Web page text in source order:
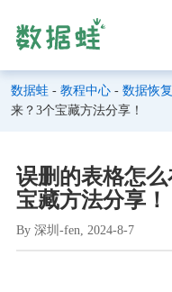
数据蛙 - 教程中心 - 数据恢
来？3个宝藏方法分享！
误删的表格怎
宝藏方法分享！
By 深圳-fen, 2024-8-7